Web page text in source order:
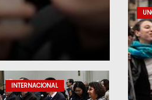
INTERNACIONAL